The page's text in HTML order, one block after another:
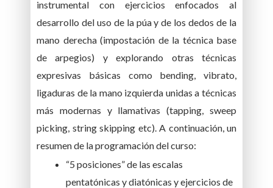
instrumental con ejercicios enfocados al
desarrollo del uso de la púa y de los dedos de la
mano derecha (impostación de la técnica base
de arpegios) y explorando otras técnicas
expresivas básicas como bending, vibrato,
ligaduras de la mano izquierda unidas a técnicas
más modernas y llamativas (tapping, sweep
picking, string skipping etc). A continuación, un
resumen de la programación del curso:
“5 posiciones” de las escalas
pentatónicas y diatónicas y ejercicios de